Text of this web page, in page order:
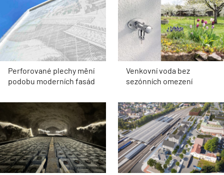
Perforované plechy mění
podobu moderních fasád
Venkovní voda bez
sezónních omezení